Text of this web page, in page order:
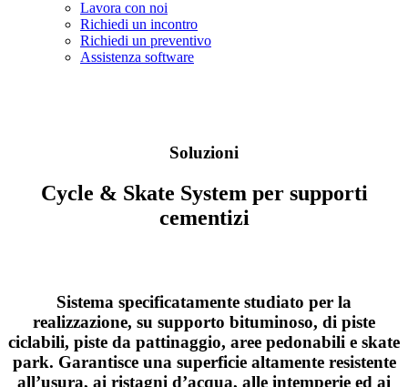
Lavora con noi
Richiedi un incontro
Richiedi un preventivo
Assistenza software
Soluzioni
Cycle & Skate System per supporti
cementizi
Sistema specificatamente studiato per la
realizzazione, su supporto bituminoso, di piste
ciclabili, piste da pattinaggio, aree pedonabili e skate
park. Garantisce una superficie altamente resistente
all’usura, ai ristagni d’acqua, alle intemperie ed ai